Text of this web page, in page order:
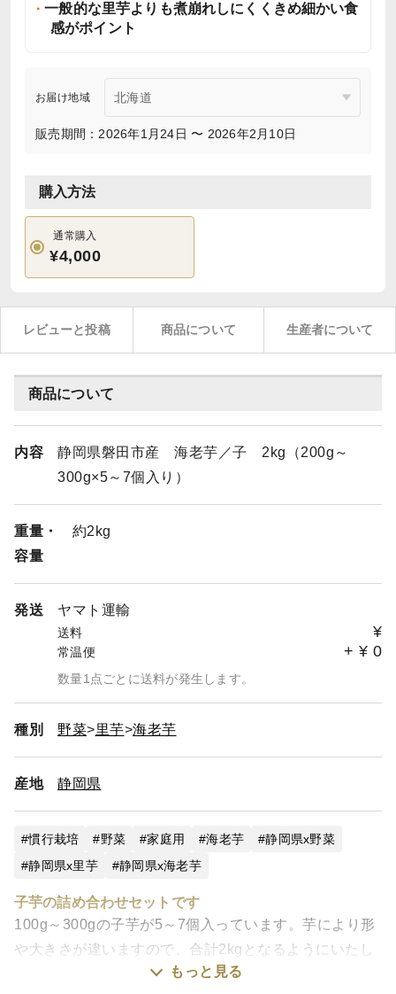
一般的な里芋よりも煮崩れしにくくきめ細かい食
感がポイント
お届け地域
販売期間：2026年1月24日 〜 2026年2月10日
購入方法
通常購入
¥4,000
レビューと投稿 商品について 生産者について
商品について
内容
静岡県磐田市産 海老芋／子 2kg（200g～
300g×5～7個入り）
重量・
容量
約2kg
発送 ヤマト運輸
送料 ¥
常温便 + ¥ 0
数量1点ごとに送料が発生します。
種別 野菜 里芋 海老芋
産地 静岡県
慣行栽培 野菜 家庭用 海老芋
静岡県x野菜
静岡県x里芋
静岡県x海老芋
子芋の詰め合わせセットです
100g～300gの子芋が5～7個入っています。芋により形
や大きさが違いますので、合計2kgとなるようにいたし
ます。配送規格の都合上で箱込み2kgとなります。重量
もっと見る